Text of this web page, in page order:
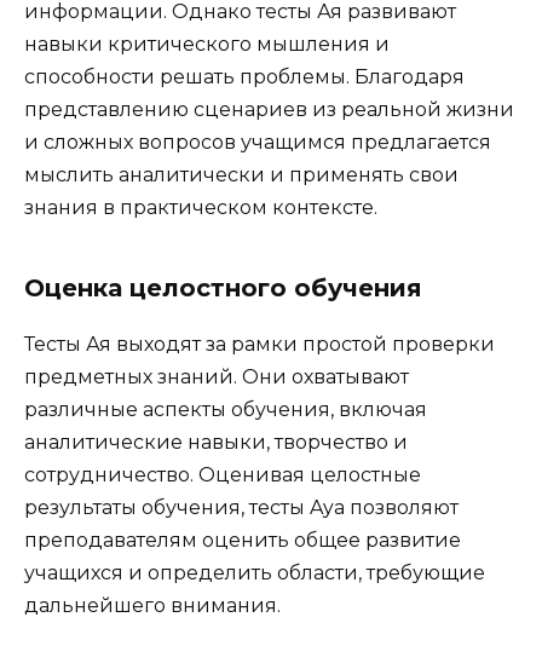
информации. Однако тесты Ая развивают
навыки критического мышления и
способности решать проблемы. Благодаря
представлению сценариев из реальной жизни
и сложных вопросов учащимся предлагается
мыслить аналитически и применять свои
знания в практическом контексте.
Оценка целостного обучения
Тесты Ая выходят за рамки простой проверки
предметных знаний. Они охватывают
различные аспекты обучения, включая
аналитические навыки, творчество и
сотрудничество. Оценивая целостные
результаты обучения, тесты Aya позволяют
преподавателям оценить общее развитие
учащихся и определить области, требующие
дальнейшего внимания.